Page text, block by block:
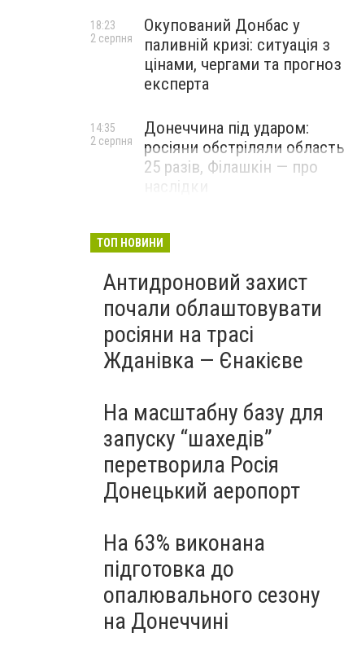
Окупований Донбас у
паливній кризі: ситуація з
цінами, чергами та прогноз
експерта
18:23
2 серпня
Донеччина під ударом:
росіяни обстріляли область
25 разів, Філашкін — про
14:35
2 серпня
ТОП НОВИНИ
Антидроновий захист
почали облаштовувати
росіяни на трасі
Жданівка — Єнакієве
На масштабну базу для
запуску “шахедів”
перетворила Росія
Донецький аеропорт
На 63% виконана
підготовка до
опалювального сезону
на Донеччині